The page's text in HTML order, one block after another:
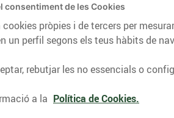
consells nutricionals,
del nostre territori i molts
CONSELLS I HÀBITS SALUDABLES
consentiment de les Cookies
pròpies i de tercers per
un perfil segons els teus hàbits de
rebutjar les no essencials o
a la Política de Cookies.